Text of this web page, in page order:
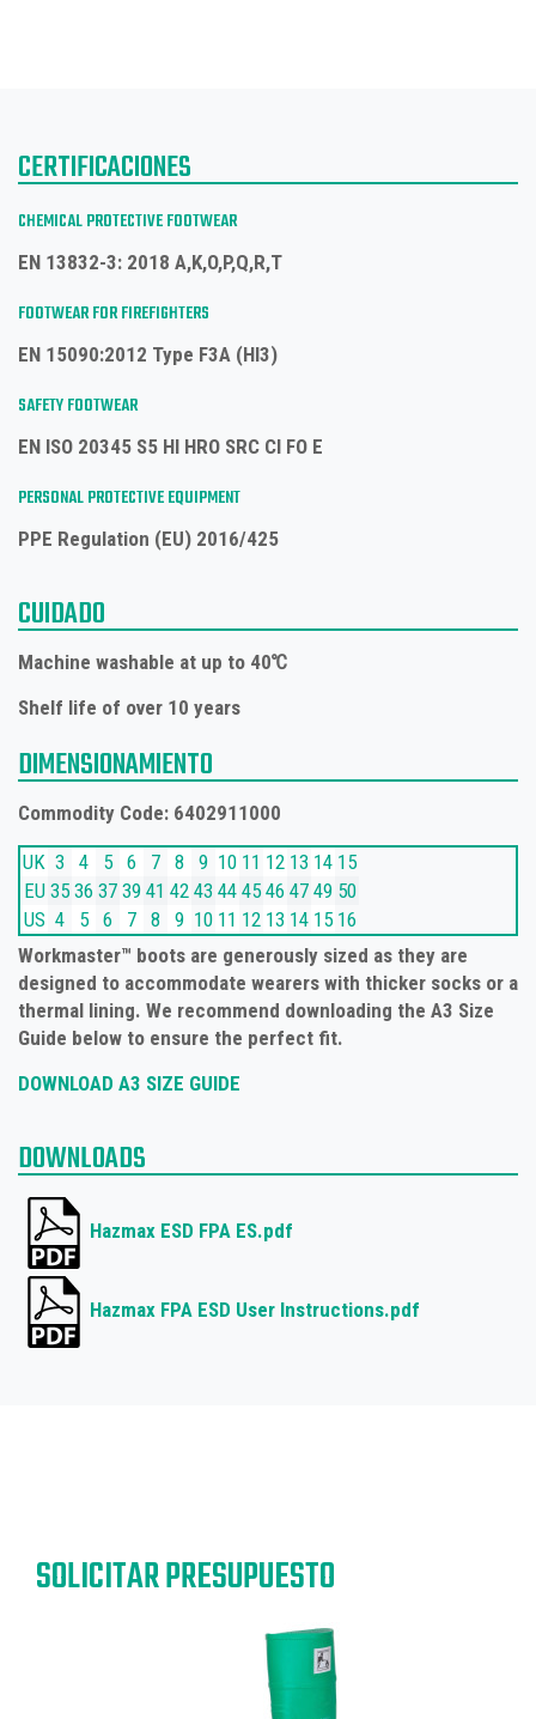
CERTIFICACIONES
CHEMICAL PROTECTIVE FOOTWEAR
EN 13832-3: 2018 A,K,O,P,Q,R,T
FOOTWEAR FOR FIREFIGHTERS
EN 15090:2012 Type F3A (HI3)
SAFETY FOOTWEAR
EN ISO 20345 S5 HI HRO SRC CI FO E
PERSONAL PROTECTIVE EQUIPMENT
PPE Regulation (EU) 2016/425
CUIDADO
Machine washable at up to 40℃
Shelf life of over 10 years
DIMENSIONAMIENTO
Commodity Code: 6402911000
UK 3 4 5 6 7 8 9 10 11 12 13 14 15
EU 35 36 37 39 41 42 43 44 45 46 47 49 50
US 4 5 6 7 8 9 10 11 12 13 14 15 16
Workmaster™ boots are generously sized as they are
designed to accommodate wearers with thicker socks or a
thermal lining. We recommend downloading the A3 Size
Guide below to ensure the perfect fit.
DOWNLOAD A3 SIZE GUIDE
DOWNLOADS
Hazmax ESD FPA ES.pdf
Hazmax FPA ESD User Instructions.pdf
SOLICITAR PRESUPUESTO